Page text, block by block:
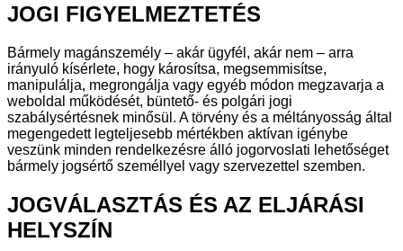
JOGI FIGYELMEZTETÉS
Bármely magánszemély – akár ügyfél, akár nem – arra
irányuló kísérlete, hogy károsítsa, megsemmisítse,
manipulálja, megrongálja vagy egyéb módon megzavarja a
weboldal működését, büntető- és polgári jogi
szabálysértésnek minősül. A törvény és a méltányosság által
megengedett legteljesebb mértékben aktívan igénybe
veszünk minden rendelkezésre álló jogorvoslati lehetőséget
bármely jogsértő személlyel vagy szervezettel szemben.
JOGVÁLASZTÁS ÉS AZ ELJÁRÁSI
HELYSZÍN